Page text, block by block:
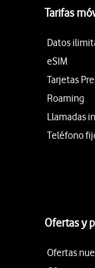
Tarifas
Datos
eSIM
Tarjetas
Roaming
Llamadas
Teléfono
Ofertas y
Ofertas